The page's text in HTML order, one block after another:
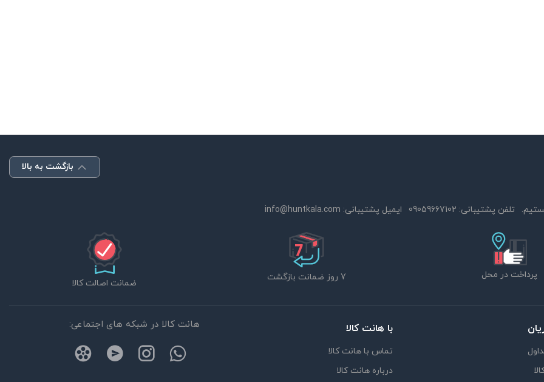
بازگشت به بالا
تلفن پشتیبانی: 09059667102 ایمیل پشتیبانی: info@huntkala.com
پرداخت در محل 7 روز ضمانت بازگشت ضمانت اصالت کالا
با هانت کالا
تماس با هانت کالا
درباره هانت کالا
هانت کالا در شبکه های اجتماعی: